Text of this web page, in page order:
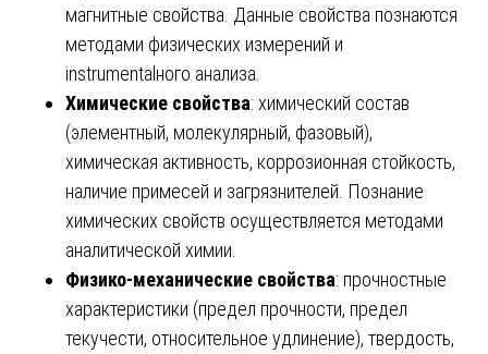
магнитные свойства. Данные свойства познаются
методами физических измерений и
instrumentalного анализа.
Химические свойства: химический состав
(элементный, молекулярный, фазовый),
химическая активность, коррозионная стойкость,
наличие примесей и загрязнителей. Познание
химических свойств осуществляется методами
аналитической химии.
Физико-механические свойства: прочностные
характеристики (предел прочности, предел
текучести, относительное удлинение), твердость,